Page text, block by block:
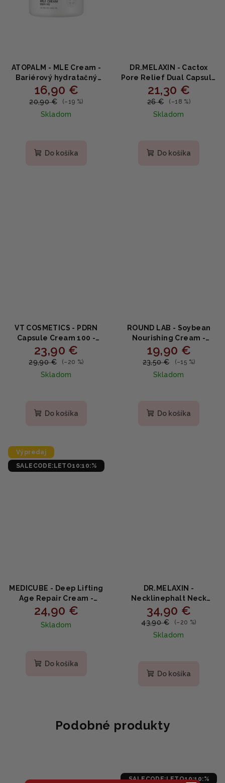
ATOPALM - MLE Cream -
Bariérový hydratačný
krém s MLE a beta-
glukánom 65ml
16,90 €
20,90 € (–19 %)
Skladom
produktu
Do košíka
DR.MELAXIN - Cactox
Pore Relief Dual Capsule
Cream - Dvojkapsulový
krém na rozšírené póry s
niacínamidom 65g
21,30 €
26 € (–18 %)
Skladom
Do košíka
VT COSMETICS - PDRN
Capsule Cream 100 -
Regeneračný kapsulový
krém s PDRN, 10 typmi
kyseliny hyalurónovej a
peptidmi 50ml
23,90 €
29,90 € (–20 %)
Skladom
produktu
hviezdičiek.
Do košíka
ROUND LAB - Soybean
Nourishing Cream -
Vyživujúci krém so
sójovým extraktom a
ceramidmi 80ml
19,90 €
23,50 € (–15 %)
Skladom
produktu
Do košíka
Výpredaj
SALECODE:LETO10:10:%
MEDICUBE - Deep Lifting
Age Repair Cream -
Výživný liftingový krém s
peptidmi a kolagénom
30ml
24,90 €
Skladom
produktu
Do košíka
DR.MELAXIN -
Necklinephalt Neck
Cream - Spevňujúci krém
na krk s bakuchiolom,
ceramidmi a bio-
spikulami 20ml
34,90 €
43,90 € (–20 %)
Skladom
Do košíka
Podobné produkty
SALECODE:LETO10:10:%